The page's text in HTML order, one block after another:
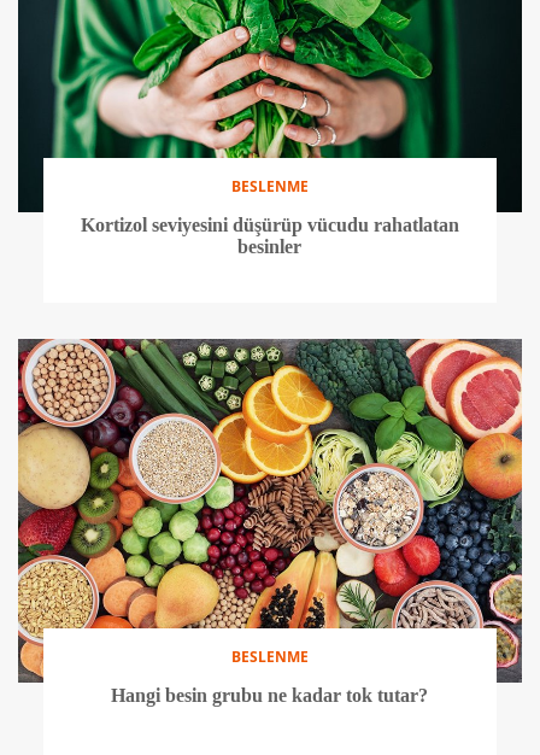
BESLENME
Kortizol seviyesini düşürüp vücudu rahatlatan
besinler
BESLENME
Hangi besin grubu ne kadar tok tutar?